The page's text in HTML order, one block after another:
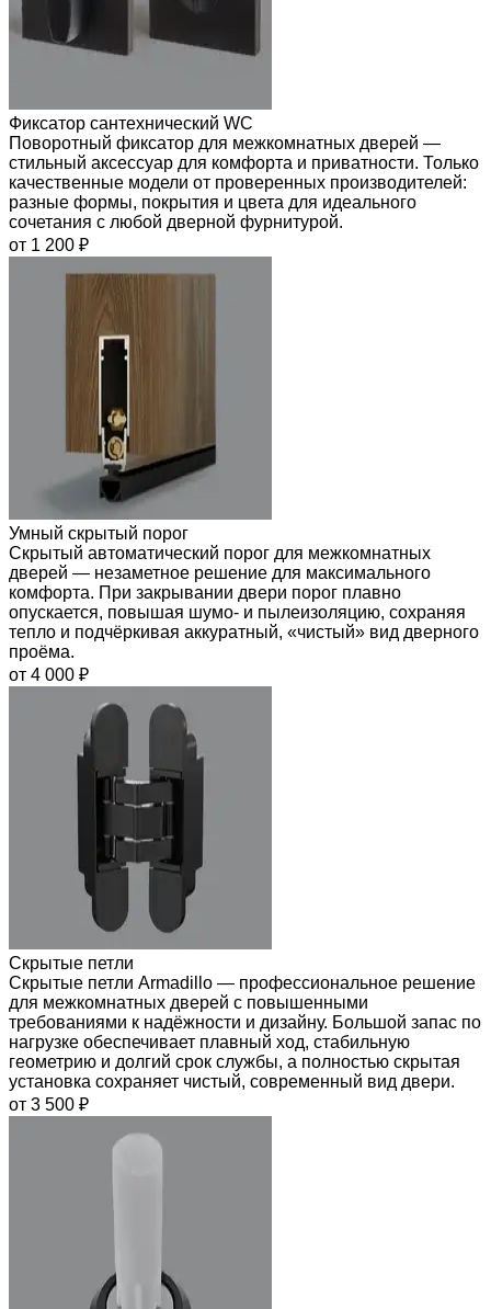
Фиксатор сантехнический WC
Поворотный фиксатор для межкомнатных дверей —
стильный аксессуар для комфорта и приватности. Только
качественные модели от проверенных производителей:
разные формы, покрытия и цвета для идеального
сочетания с любой дверной фурнитурой.
от 1 200 ₽
Умный скрытый порог
Скрытый автоматический порог для межкомнатных
дверей — незаметное решение для максимального
комфорта. При закрывании двери порог плавно
опускается, повышая шумо- и пылеизоляцию, сохраняя
тепло и подчёркивая аккуратный, «чистый» вид дверного
проёма.
от 4 000 ₽
Скрытые петли
Скрытые петли Armadillo — профессиональное решение
для межкомнатных дверей с повышенными
требованиями к надёжности и дизайну. Большой запас по
нагрузке обеспечивает плавный ход, стабильную
геометрию и долгий срок службы, а полностью скрытая
установка сохраняет чистый, современный вид двери.
от 3 500 ₽